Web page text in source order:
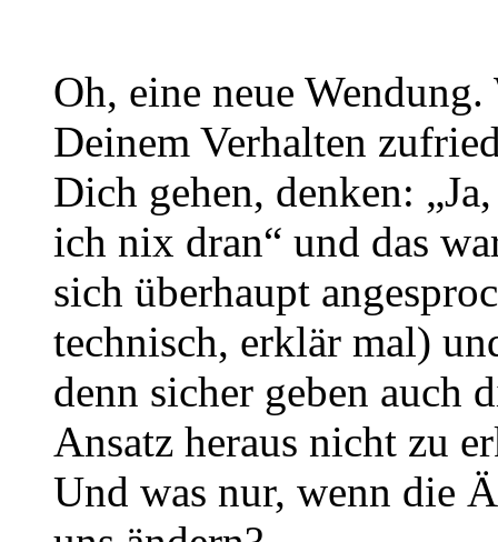
Oh, eine neue
Deinem Verhalten
Dich gehen, denken:
ich nix dran“ und das
sich überhaupt
technisch, erklär mal)
denn sicher geben auch
Ansatz heraus nicht zu
Und was nur, wenn die